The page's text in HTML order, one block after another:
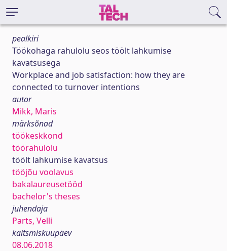
pealkiri
Töökohaga rahulolu seos töölt lahkumise
kavatsusega
Workplace and job satisfaction: how they are
connected to turnover intentions
autor
Mikk, Maris
märksõnad
töökeskkond
töörahulolu
töölt lahkumise kavatsus
tööjõu voolavus
bakalaureusetööd
bachelor's theses
juhendaja
Parts, Velli
kaitsmiskuupäev
08.06.2018